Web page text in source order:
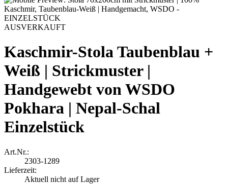
AUSVERKAUFT
Kaschmir-Stola Taubenblau +
Weiß | Strickmuster |
Handgewebt von WSDO
Pokhara | Nepal-Schal
Einzelstück
Art.Nr.:
2303-1289
Lieferzeit:
Aktuell nicht auf Lager